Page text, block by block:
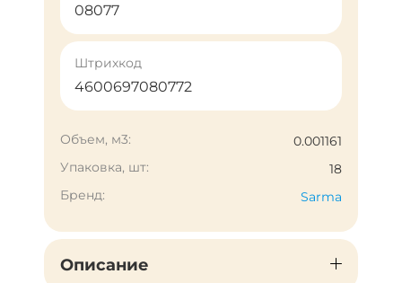
08077
Штрихкод
4600697080772
Объем, м3:
0.001161
Упаковка, шт:
18
Бренд:
Sarma
Описание